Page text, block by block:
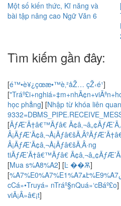
Một số kiến thức, Kĩ năng và
bài tập nâng cao Ngữ Văn 6
Tìm kiếm gần đây:
[é™•è¥¿çœæ•™è‚²åŽ… çŽ‹é¹]
[
học phẳng] [Nhập từ khóa liên
[ÃƒÆ’Ã†â€™Ãƒâ€
Â¡ÃƒÆ’Ã¢â‚¬Å¡Ãƒâ€šÃ‚Â·ng
tiÃƒÆ’Ã†â€™Ãƒâ€
[Mua s%A8%A2] [Ŀ ��Ѫ]
[
cCá»•Truyá» nTráº§nQuá»‘cBáº£o]
viÃ¡Â»â€¡t]